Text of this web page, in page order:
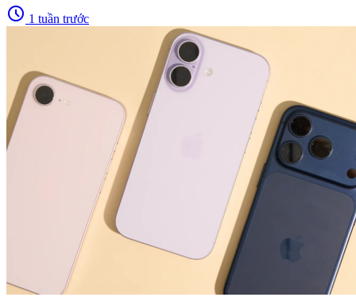
schedule 1 tuần trước